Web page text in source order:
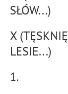
SŁÓW...)
X
LESIE...)
1.